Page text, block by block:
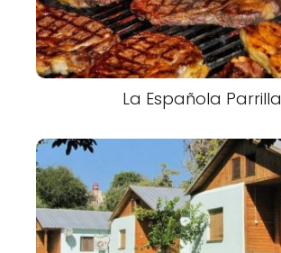
La Española Parrilla